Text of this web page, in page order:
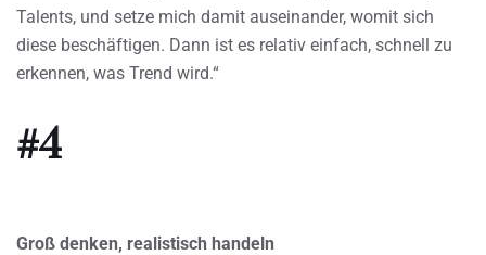
Talents, und setze mich damit auseinander, womit sich
diese beschäftigen. Dann ist es relativ einfach, schnell zu
erkennen, was Trend wird.“
#4
Groß denken, realistisch handeln